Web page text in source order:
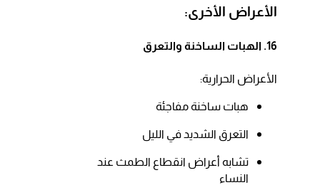
الأعراض الأخرى:
16. الهبات الساخنة والتعرق
الأعراض الحرارية:​
هبات ساخنة مفاجئة​
التعرق الشديد في الليل​
تشابه أعراض انقطاع الطمث عند
النساء​